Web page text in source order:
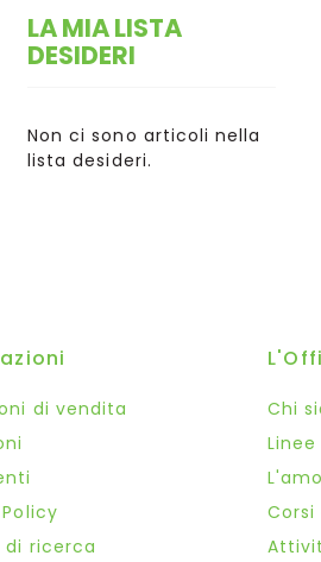
LA MIA LISTA
DESIDERI
Non ci sono articoli nella
lista desideri.
di vendita
di ricerca
Chi